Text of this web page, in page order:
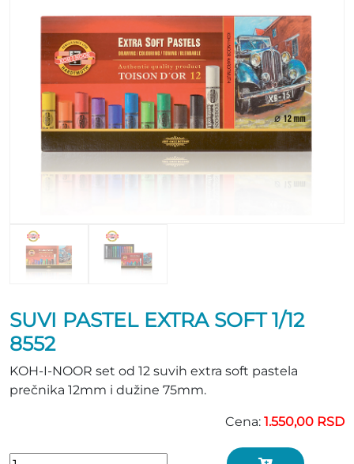
SUVI PASTEL EXTRA SOFT 1/12
8552
KOH-I-NOOR set od 12 suvih extra soft pastela
prečnika 12mm i dužine 75mm.
Cena: 1.550,00 RSD